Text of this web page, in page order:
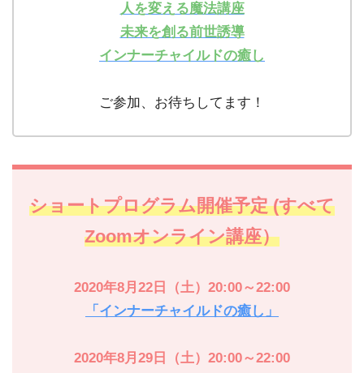
人を変える魔法講座
未来を創る前世誘導
インナーチャイルドの癒し
ご参加、お待ちしてます！
ショートプログラム開催予定 (すべて
Zoomオンライン講座）
2020年8月22日（土）20:00～22:00
「インナーチャイルドの癒し」
2020年8月29日（土）20:00～22:00